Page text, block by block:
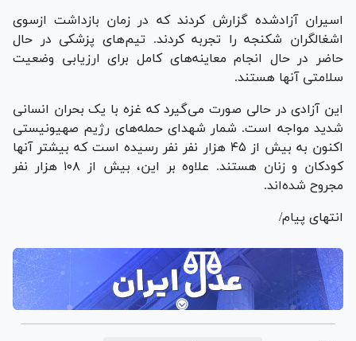
اسیران آزادشده گزارش کردند که در زمان بازداشت ازسوی
اشغالگران شکنجه را تجربه کردند. تیم‌های پزشکی در حال
حاضر در حال انجام معاینه‌های کامل برای ارزیابی وضعیت
سلامتی آنها هستند.
این آزادی در حالی صورت می‌گیرد که غزه با یک بحران انسانی
شدید مواجه است. شمار شهدای حمله‌های رژیم صهیونیستی
اکنون به بیش از ۴۵ هزار نفر نفر رسیده است که بیشتر آنها
کودکان و زنان هستند. علاوه بر این، بیش از ۱۰۸ هزار نفر
مجروح شده‌اند.
انتهای پیام/